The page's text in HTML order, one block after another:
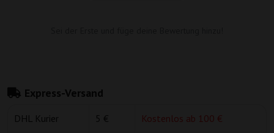
Express-Versand
DHL Kurier 5 € Kostenlos ab 100 €